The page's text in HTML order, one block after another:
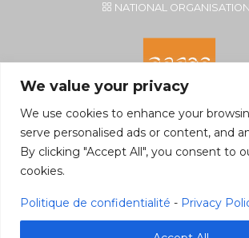
We value your privacy
We use cookies to enhance your
serve personalised ads or content, and
By clicking "Accept All", you consent to
cookies.
Politique de confidentialité - Privacy
NATIONAL
5590 Ciney, Belgium
Tel. +32 496 22 22 96